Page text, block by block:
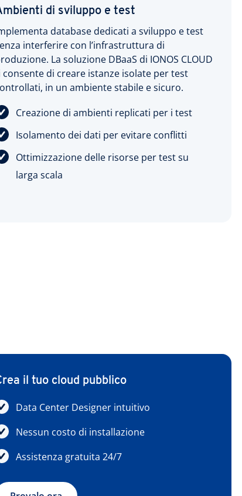
di sviluppo e test
database dedicati a sviluppo e test
interferire con l’infrastruttura di
La soluzione DBaaS di IONOS CLOUD
consente di creare istanze isolate per test
in un ambiente stabile e sicuro.
Creazione di ambienti replicati per i test
Isolamento dei dati per evitare conflitti
Ottimizzazione delle risorse per test su
larga scala
il tuo cloud pubblico
Data Center Designer intuitivo
Nessun costo di installazione
Assistenza gratuita 24/7